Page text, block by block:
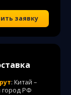
заявку
: Китай –
РФ